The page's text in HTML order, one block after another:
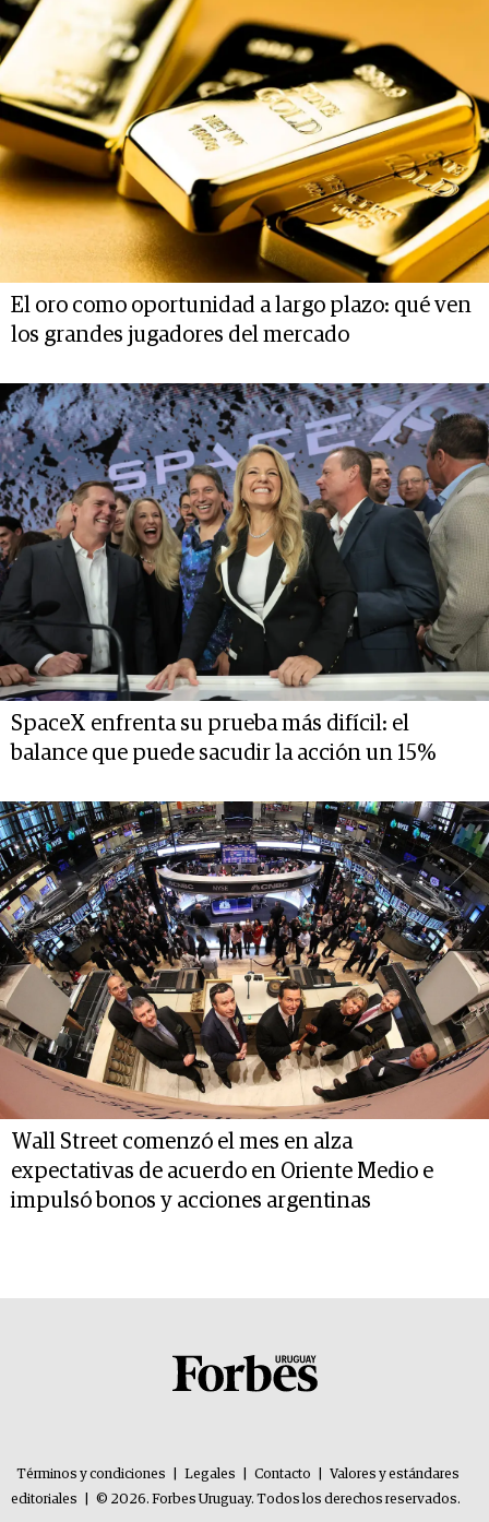
El oro como oportunidad a largo plazo: qué ven
los grandes jugadores del mercado
SpaceX enfrenta su prueba más difícil: el
balance que puede sacudir la acción un 15%
Wall Street comenzó el mes en alza
expectativas de acuerdo en Oriente Medio e
impulsó bonos y acciones argentinas
Términos y condiciones Legales Contacto
Valores y estándares
editoriales
© 2026. Forbes Uruguay. Todos los derechos reservados.